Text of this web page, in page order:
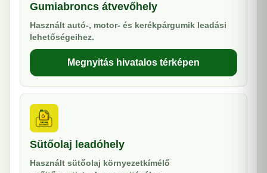
Gumiabroncs átvevőhely
Használt autó-, motor- és kerékpárgumik leadási
lehetőségeihez.
Megnyitás hivatalos térképen
Sütőolaj leadóhely
Használt sütőolaj környezetkímélő